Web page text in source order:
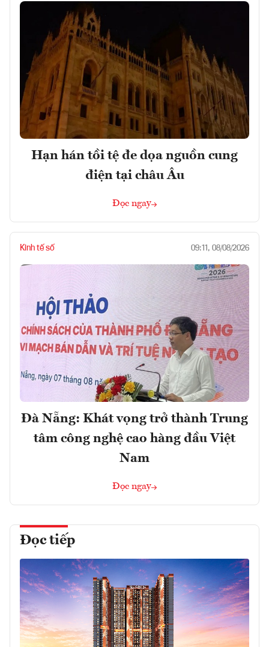
Hạn hán tồi tệ đe dọa nguồn cung
điện tại châu Âu
Đọc ngay
Kinh tế số 09:11, 08/08/2026
Đà Nẵng: Khát vọng trở thành Trung
tâm công nghệ cao hàng đầu Việt
Nam
Đọc ngay
Đọc tiếp